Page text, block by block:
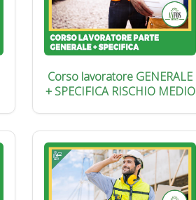
Corso lavoratore GENERALE
+ SPECIFICA RISCHIO MEDIO